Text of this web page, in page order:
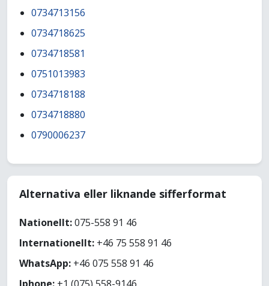
0734713156
0734718625
0734718581
0751013983
0734718188
0734718880
0790006237
Alternativa eller liknande sifferformat
Nationellt:075-558 91 46
Internationellt: +46 75 558 91 46
WhatsApp: +46 075 558 91 46